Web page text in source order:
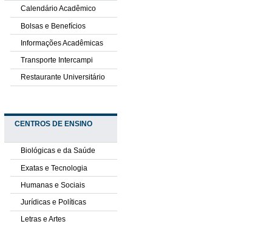
Calendário Acadêmico
Bolsas e Benefícios
Informações Acadêmicas
Transporte Intercampi
Restaurante Universitário
CENTROS DE ENSINO
Biológicas e da Saúde
Exatas e Tecnologia
Humanas e Sociais
Jurídicas e Políticas
Letras e Artes